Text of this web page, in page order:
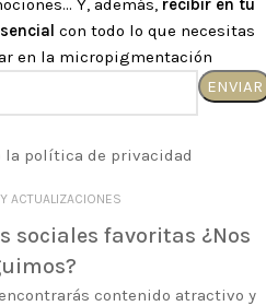
Y, además, recibir en tu
con todo lo que necesitas
en la micropigmentación
la política de privacidad
ACTUALIZACIONES
sociales favoritas ¿Nos
contenido atractivo y